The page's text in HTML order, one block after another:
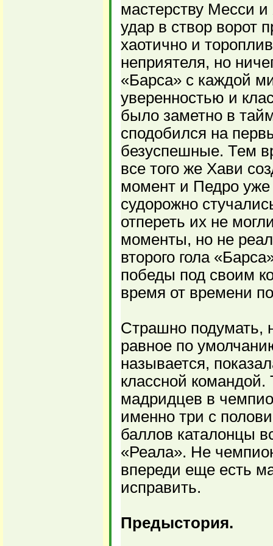
мастерству Месси
удар в створ ворот
хаотично и
неприятеля, но
«Барса» с каждой
уверенностью и
было заметно в
сподобился на
безуспешные. Тем
все того же Хави
момент и Педро
судорожно
отпереть их не
моменты, но не
второго гола
победы под своим
время от времени
Страшно подумать,
равное по
называется,
классной командой.
мадридцев в
именно три с
баллов каталонцы
«Реала». Не
впереди еще есть
исправить.
Предыстория.